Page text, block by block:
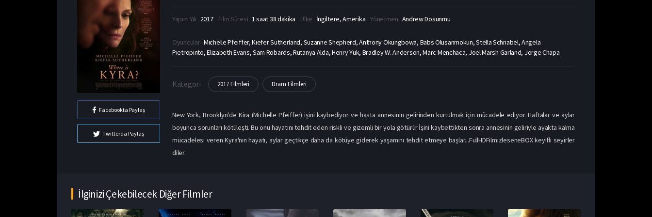
Facebookta Paylaş
Twitterda Paylaş
Yapım Yılı 2017 Film Süresi 1 saat 38 dakika Ülke İngiltere, Amerika Yönetmen Andrew Dosunmu
Oyuncular Michelle Pfeiffer, Kiefer Sutherland, Suzanne Shepherd, Anthony Okungbowa, Babs Olusanmokun, Stella Schnabel, Angela
Pietropinto, Elizabeth Evans, Sam Robards, Rutanya Alda, Henry Yuk, Bradley W. Anderson, Marc Menchaca, Joel Marsh Garland, Jorge Chapa
Kategori 2017 Filmleri Dram Filmleri
New York, Brooklyn'de Kira (Michelle Pfeiffer) işini kaybediyor ve hasta annesinin gelirinden kurtulmak için mücadele ediyor. Haftalar ve aylar
boyunca sorunları kötüleşti. Bu onu hayatını tehdit eden riskli ve gizemli bir yola götürür.İşini kaybettikten sonra annesinin geliriyle ayakta kalma
mücadelesi veren Kyra'nın hayatı, aylar geçtikçe daha da kötüye giderek yaşamını tehdit etmeye başlar...FullHDFilmizleseneBOX keyifli seyirler
diler.
İlginizi Çekebilecek Diğer Filmler